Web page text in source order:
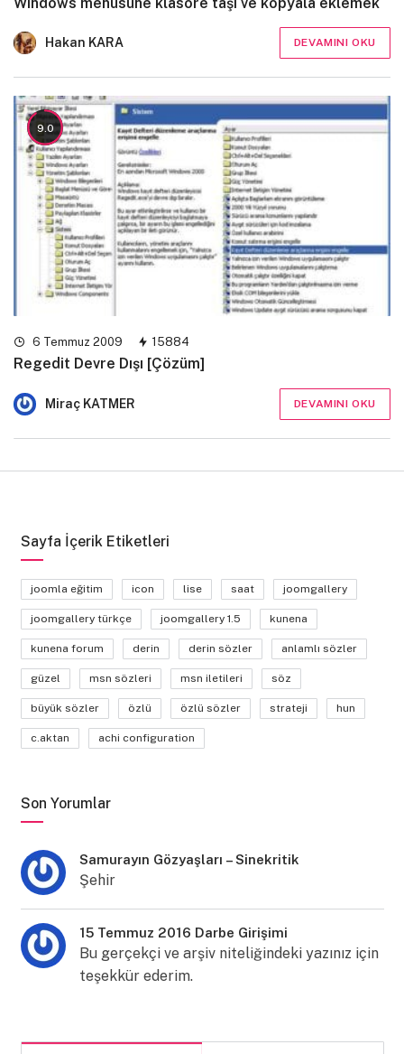
Windows menüsüne klasöre taşı ve kopyala eklemek
Hakan KARA DEVAMINI OKU
9.0
6 Temmuz 2009 15884
Regedit Devre Dışı [Çözüm]
Miraç KATMER DEVAMINI OKU
Sayfa İçerik Etiketleri
joomla eğitim icon lise saat joomgallery
joomgallery türkçe joomgallery 1.5 kunena
kunena forum derin derin sözler anlamlı sözler
güzel msn sözleri msn iletileri söz
büyük sözler özlü özlü sözler strateji hun
c.aktan achi configuration
Son Yorumlar
Samurayın Gözyaşları – Sinekritik
Şehir
15 Temmuz 2016 Darbe Girişimi
Bu gerçekçi ve arşiv niteliğindeki yazınız için
teşekkür ederim.